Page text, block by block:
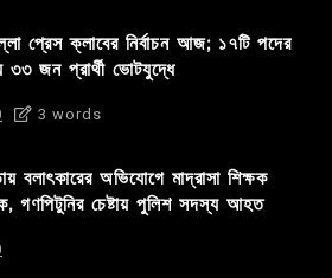
প্রেস ক্লাবের নির্বাচন আজ; ১৭টি পদের
জন প্রার্থী ভোটযুদ্ধে
3 words
বলাৎকারের অভিযোগে মাদ্রাসা শিক্ষক
গণপিটুনির চেষ্টায় পুলিশ সদস্য আহত